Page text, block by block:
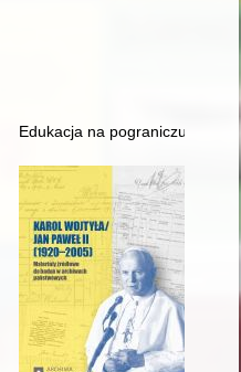
i śmierć Gabriela Narutowicza
Edukacja na pograniczu a